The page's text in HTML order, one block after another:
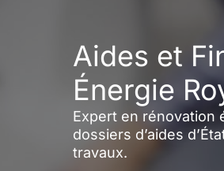
Aides et
Énergie
Expert en rénovation
dossiers d’aides
travaux.